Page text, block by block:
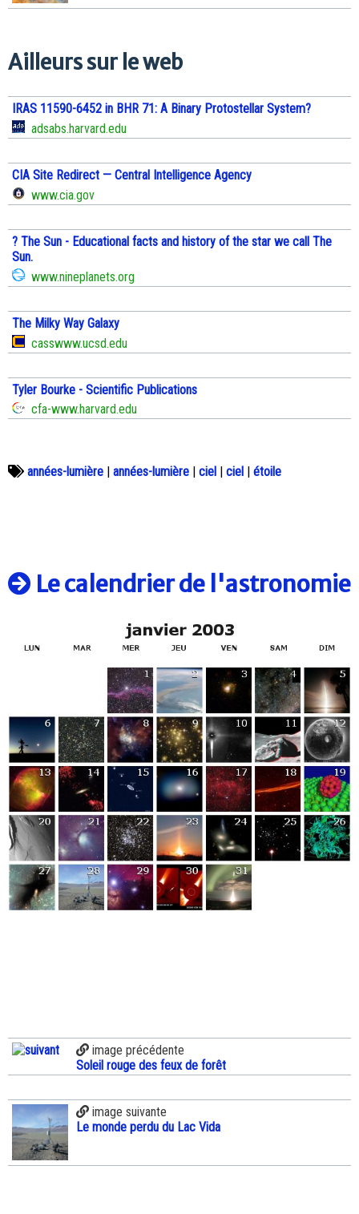
Ailleurs sur le web
IRAS 11590-6452 in BHR 71: A Binary Protostellar System?
adsabs.harvard.edu
CIA Site Redirect — Central Intelligence Agency
www.cia.gov
? The Sun - Educational facts and history of the star we call The
Sun.
www.nineplanets.org
The Milky Way Galaxy
casswww.ucsd.edu
Tyler Bourke - Scientific Publications
cfa-www.harvard.edu
années-lumière | années-lumière | ciel | ciel | étoile
Le calendrier de l'astronomie
image précédente
Soleil rouge des feux de forêt
image suivante
Le monde perdu du Lac Vida